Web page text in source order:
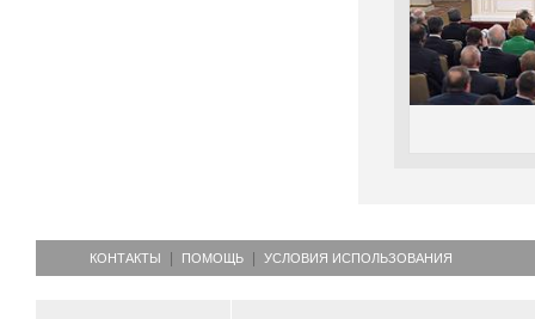
КОНТАКТЫ ПОМОЩЬ УСЛОВИЯ ИСПОЛЬЗОВАНИЯ